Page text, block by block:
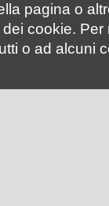
pagina o
cookie.
o ad alcuni